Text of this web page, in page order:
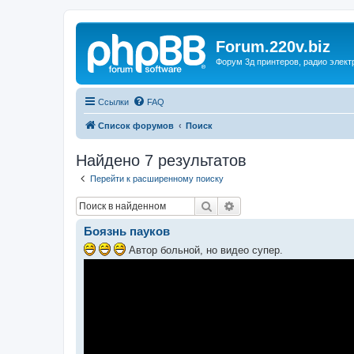
Forum.220v.biz
Форум 3д принтеров, радио
Ссылки FAQ
Список форумов Поиск
Найдено 7 результатов
Перейти к расширенному поиску
Поиск
Боязнь пауков
Автор больной, но видео супер.